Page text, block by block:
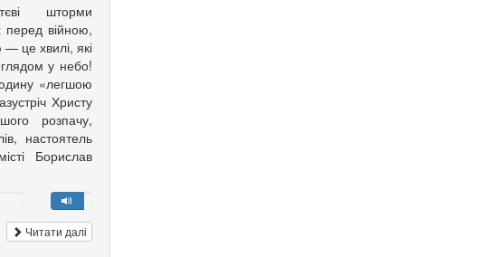
шторми
перед війною,
це хвилі, які
у небо!
«легшою
Христу
розпачу,
настоятель
Борислав
Читати далі